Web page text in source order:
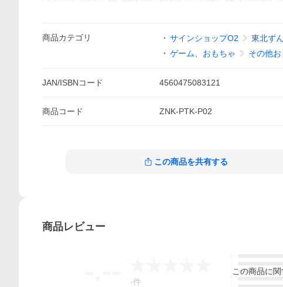
商品カテゴリ サインショップO2
東北ず
ゲーム、おもちゃ
その他
JAN/ISBNコード 4560475083121
商品コード ZNK-PTK-P02
この商品を共有する
商品レビュー
-件
この商品に